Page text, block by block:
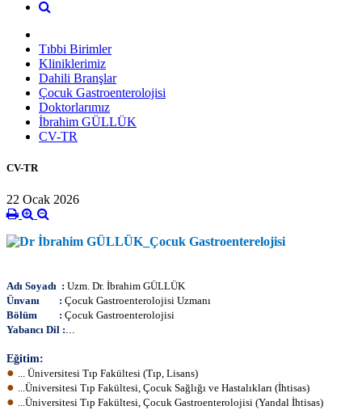
Tıbbi Birimler
Kliniklerimiz
Dahili Branşlar
Çocuk Gastroenterolojisi
Doktorlarımız
İbrahim GÜLLÜK
CV-TR
CV-TR
22 Ocak 2026
Adı Soyadı : Uzm. Dr. İbrahim GÜLLÜK
Ünvanı : Çocuk Gastroenterolojisi Uzmanı
Bölüm : Çocuk Gastroenterolojisi
Yabancı Dil :...
Eğitim:
● ... Üniversitesi Tıp Fakültesi (Tıp, Lisans)
● ...Üniversitesi Tıp Fakültesi, Çocuk Sağlığı ve Hastalıkları (İhtisas)
● ...Üniversitesi Tıp Fakültesi, Çocuk Gastroenterolojisi (Yandal İhtisas)